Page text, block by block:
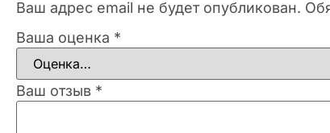
Ваш адрес email не будет опубликован.
Ваша оценка *
Ваш отзыв *